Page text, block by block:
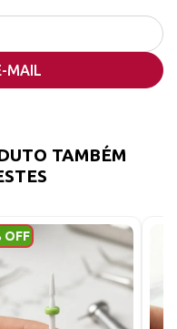
MAIL
TAMBÉM
OFF